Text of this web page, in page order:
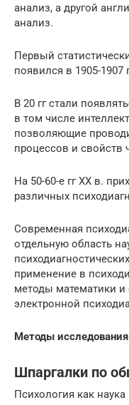
анализ, а другой
анализ.
Первый
появился в 1905-1907
В 20 гг стали
в том числе
позволяющие
процессов и свойств
На 50-60-е гг ХХ в.
различных
Современная
отдельную область
применение в
методы математики и
электронной
Методы
Шпаргалки по
Психология как наука